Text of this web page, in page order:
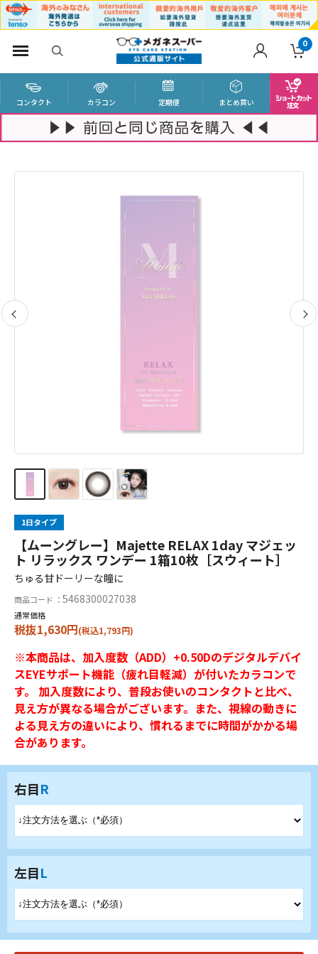
0
コンタクト カラコン 定期便 まとめ買い
1日タイプ
【ムーングレー】Majette RELAX 1day マジェッ
ト リラックス ワンデー 1箱10枚［スウィート］
ちゅる甘ドーリーな瞳に
商品コード ： 5468300027038
通常価格
税抜1,630円(税込1,793円)
※本商品は、加入度数（ADD）+0.50Dのデジタルデバイ
スEYEサポート機能（疲れ目軽減）が付いたカラコンで
す。 加入度数により、普段お使いのコンタクトと比べ、
見え方が異なる場合がございます。また、視線の動きに
よる見え方の違いにより、慣れるまでに時間がかかる場
合があります。
右目R
左目L